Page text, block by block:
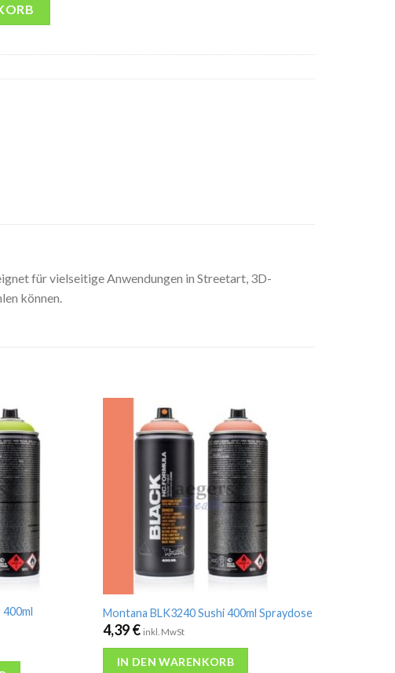
für vielseitige Anwendungen in Streetart, 3D-
können.
Montana BLK3240 Sushi 400ml Spraydose
4,39€ inkl. MwSt
IN DEN WARENKORB